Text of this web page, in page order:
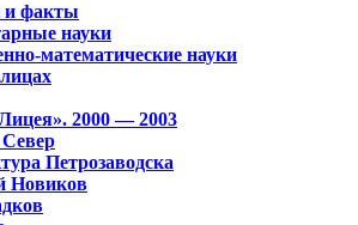
и факты
науки
математические науки
2000 — 2003
Петрозаводска
Новиков